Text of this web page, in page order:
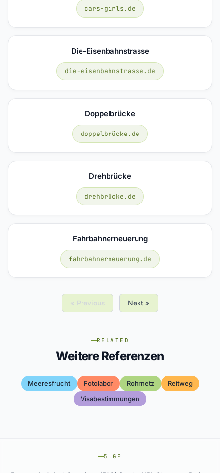
cars-girls.de
Die-Eisenbahnstrasse
die-eisenbahnstrasse.de
Doppelbrücke
doppelbrücke.de
Drehbrücke
drehbrücke.de
Fahrbahnerneuerung
fahrbahnerneuerung.de
« Previous Next »
RELATED
Weitere Referenzen
Meeresfrucht Fotolabor Rohrnetz
Reitweg
Visabestimmungen
5.GP